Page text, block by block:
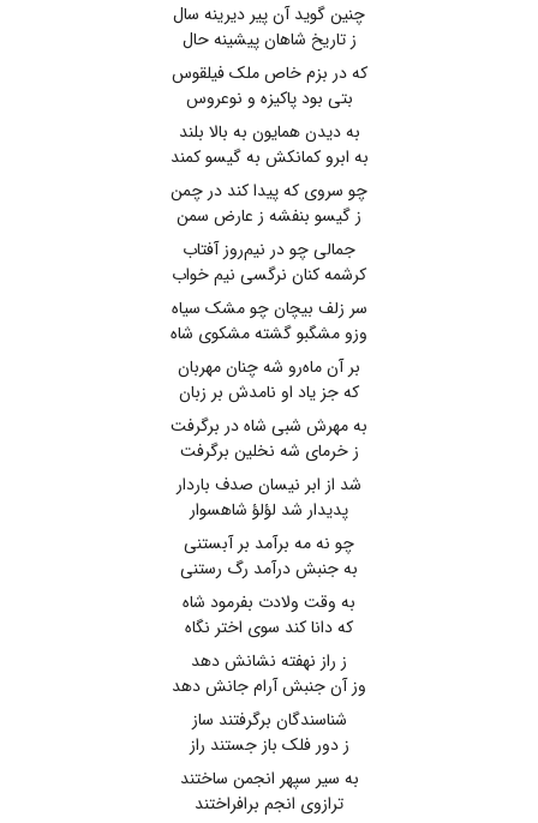
چنین گوید آن پیر دیرینه سال
ز تاریخ شاهان پیشینه حال
که در بزم خاص ملک فیلقوس
بتی بود پاکیزه و نوعروس
به دیدن همایون به بالا بلند
به ابرو کمانکش به گیسو کمند
چو سروی که پیدا کند در چمن
ز گیسو بنفشه ز عارض سمن
جمالی چو در نیم‌روز آفتاب
کرشمه کنان نرگسی نیم خواب
سر زلف بیچان چو مشک سیاه
وزو مشگبو گشته مشکوی شاه
بر آن ماه‌رو شه چنان مهربان
که جز یاد او نامدش بر زبان
به مهرش شبی شاه در برگرفت
ز خرمای شه نخلین برگرفت
شد از ابر نیسان صدف باردار
پدیدار شد لؤلؤ شاهسوار
چو نه مه برآمد بر آبستنی
به جنبش درآمد رگ رستنی
به وقت ولادت بفرمود شاه
که دانا کند سوی اختر نگاه
ز راز نهفته نشانش دهد
وز آن جنبش آرام جانش دهد
شناسندگان برگرفتند ساز
ز دور فلک باز جستند راز
به سیر سپهر انجمن ساختند
ترازوی انجم برافراختند